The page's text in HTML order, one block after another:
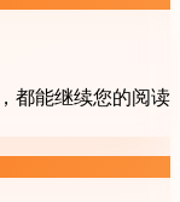
都能继续您的阅读